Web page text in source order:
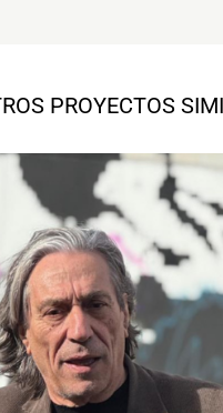
PROYECTOS
NOU Sentit
culturales
y PR
contenidos